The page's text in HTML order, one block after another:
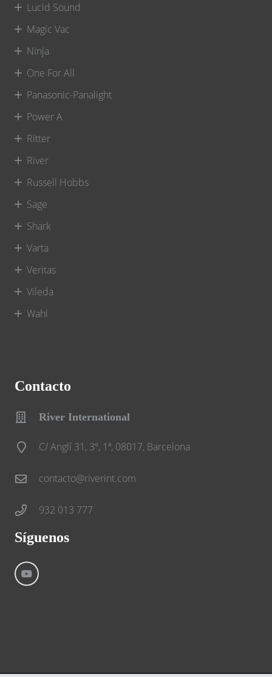
Lucid Sound
Magic Vac
Ninja
One For All
Panasonic-Panalight
Power A
Ritter
River
Russell Hobbs
Sage
Shark
Varta
Veritas
Vileda
Wahl
Contacto
River International
C/ Anglí 31, 3º, 1ª, 08017, Barcelona
contacto@riverint.com
932 013 777
Síguenos